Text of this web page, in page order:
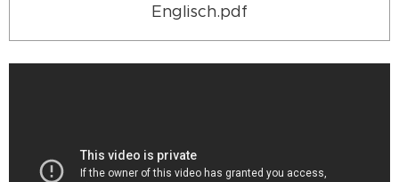
Englisch.pdf